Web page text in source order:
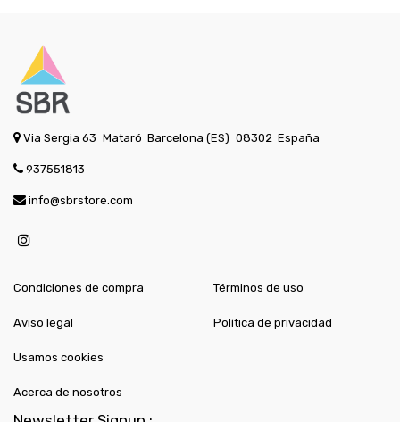
Via Sergia 63 Mataró Barcelona (ES) 08302 España
937551813
info@sbrstore.com
Condiciones de compra
Aviso legal
Términos de uso
Política de privacidad
Usamos cookies
Acerca de nosotros